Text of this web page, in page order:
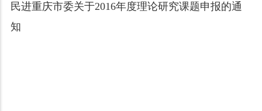
民进重庆市委关于2016年度理论研究课题申报的通
知